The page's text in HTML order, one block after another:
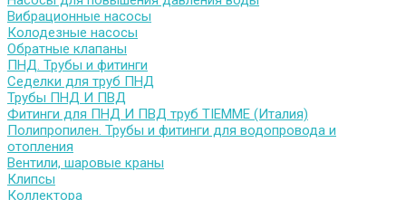
Вибрационные насосы
Колодезные насосы
Обратные клапаны
ПНД. Трубы и фитинги
Седелки для труб ПНД
Трубы ПНД И ПВД
Фитинги для ПНД И ПВД труб TIEMME (Италия)
Полипропилен. Трубы и фитинги для водопровода и
отопления
Вентили, шаровые краны
Клипсы
Коллектора